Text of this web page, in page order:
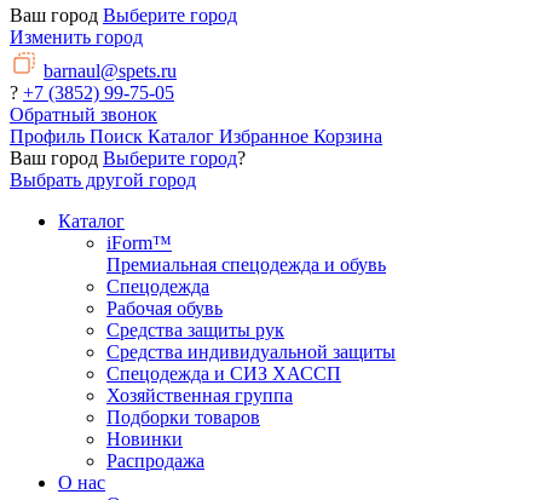
Ваш город Выберите город
Изменить город
barnaul@spets.ru
? +7 (3852) 99-75-05
Обратный звонок
Профиль Поиск Каталог Избранное Корзина
Ваш город Выберите город?
Выбрать другой город
Каталог
iForm™
Премиальная спецодежда и обувь
Спецодежда
Рабочая обувь
Средства защиты рук
Средства индивидуальной защиты
Спецодежда и СИЗ ХАССП
Хозяйственная группа
Подборки товаров
Новинки
Распродажа
О нас